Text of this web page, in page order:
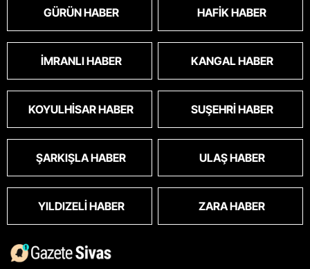
GÜRÜN HABER HAFIK HABER
İMRANLI HABER KANGAL HABER
KOYULHISAR HABER SUŞEHRI HABER
ŞARKIŞLA HABER ULAŞ HABER
YILDIZELI HABER ZARA HABER